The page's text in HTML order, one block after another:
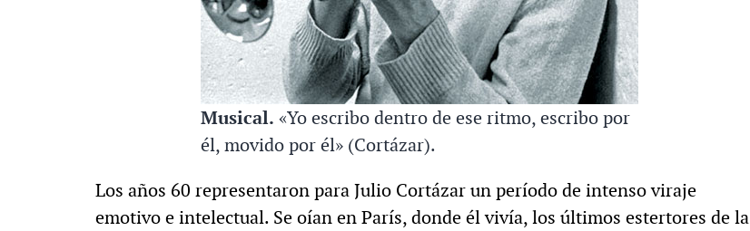
Musical. «Yo escribo dentro de ese ritmo, escribo por
él, movido por él» (Cortázar).
Los años 60 representaron para Julio Cortázar un período de intenso viraje
emotivo e intelectual. Se oían en París, donde él vivía, los últimos estertores de la